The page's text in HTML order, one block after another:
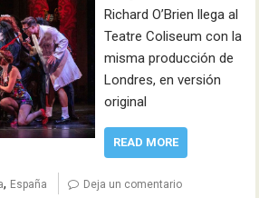
Richard O’Brien llega al
Teatre Coliseum con la
misma producción de
Londres, en versión
original
READ MORE
, España Deja un comentario